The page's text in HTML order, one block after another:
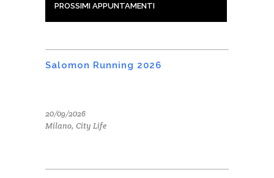
PROSSIMI APPUNTAMENTI
Salomon Running 2026
20/09/2026
Milano, City Life